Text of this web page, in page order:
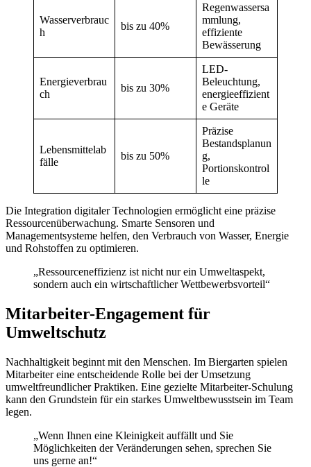
Wasserverbrauc
h
bis zu 40%
Regenwassersa
mmlung,
effiziente
Bewässerung
Energieverbrau
ch
bis zu 30%
LED-
Beleuchtung,
energieeffizient
e Geräte
Lebensmittelab
fälle
bis zu 50%
Präzise
Bestandsplanun
g,
Portionskontrol
le
Die Integration digitaler Technologien ermöglicht eine präzise
Ressourcenüberwachung. Smarte Sensoren und
Managementsysteme helfen, den Verbrauch von Wasser, Energie
und Rohstoffen zu optimieren.
„Ressourceneffizienz ist nicht nur ein Umweltaspekt,
sondern auch ein wirtschaftlicher Wettbewerbsvorteil“
Mitarbeiter-Engagement für
Umweltschutz
Nachhaltigkeit beginnt mit den Menschen. Im Biergarten spielen
Mitarbeiter eine entscheidende Rolle bei der Umsetzung
umweltfreundlicher Praktiken. Eine gezielte Mitarbeiter-Schulung
kann den Grundstein für ein starkes Umweltbewusstsein im Team
legen.
„Wenn Ihnen eine Kleinigkeit auffällt und Sie
Möglichkeiten der Veränderungen sehen, sprechen Sie
uns gerne an!“